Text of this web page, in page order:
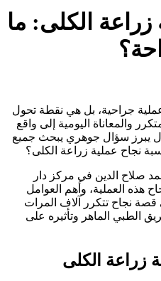
الكلى: ما
جراحية، بل هي نقطة تحول
والمعاناة اليومية إلى واقع
يبرز سؤال جوهري يبحث جميع
نجاح عملية زراعة الكلى؟
صلاح الدين في مركز دار
هذه العملية، وأهم العوامل
قصة نجاح تتكرر آلاف المرات
الطبي الماهر وتأثيره على
زراعة الكلى